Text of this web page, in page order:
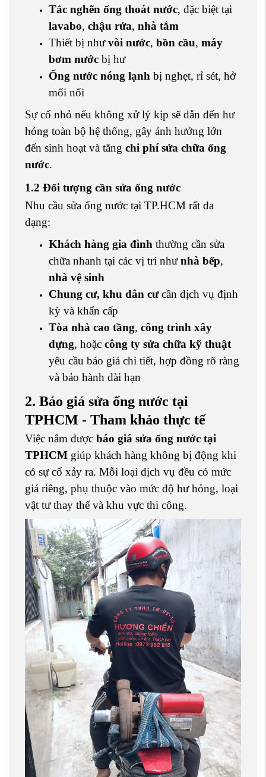
Tắc nghẽn ống thoát nước, đặc biệt tại
lavabo, chậu rửa, nhà tắm
Thiết bị nhưvòi nước, bồn cầu, máy
bơm nước bị hư
Ống nước nóng lạnh bị nghẹt, rỉ sét, hở
mối nối
Sự cố nhỏ nếu không xử lý kịp sẽ dẫn đến hư
hỏng toàn bộ hệ thống, gây ảnh hưởng lớn
đến sinh hoạt và tăng chi phí sửa chữa ống
nước.
1.2 Đối tượng cần sửa ống nước
Nhu cầu sửa ống nước tại TP.HCM rất đa
dạng:
Khách hàng gia đình thường cần sửa
chữa nhanh tại các vị trí nhưnhà bếp,
nhà vệ sinh
Chung cư, khu dân cưcần dịch vụ định
kỳ và khẩn cấp
Tòa nhà cao tầng, công trình xây
dựng, hoặc công ty sửa chữa kỹ thuật
yêu cầu báo giá chi tiết, hợp đồng rõ ràng
và bảo hành dài hạn
2. Báo giá sửa ống nước tại
TPHCM - Tham khảo thực tế
Việc nắm được báo giá sửa ống nước tại
TPHCM giúp khách hàng không bị động khi
có sự cố xảy ra. Mỗi loại dịch vụ đều có mức
giá riêng, phụ thuộc vào mức độ hư hỏng, loại
vật tư thay thế và khu vực thi công.